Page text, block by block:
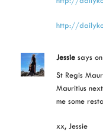
http://
Jessie says
St Regis
Mauritius
me some
xx, Jessie